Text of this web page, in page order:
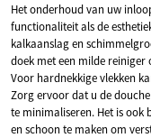
Het onderhoud van uw
functionaliteit als de
kalkaanslag en
doek met een milde reiniger
Voor hardnekkige vlekken
Zorg ervoor dat u de
te minimaliseren. Het is
en schoon te maken om